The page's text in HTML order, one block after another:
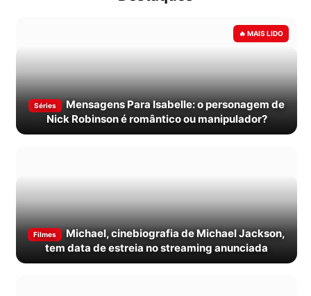
Séries
Mensagens Para Isabelle: o personagem de
Nick Robinson é romântico ou manipulador?
Filmes
Michael, cinebiografia de Michael Jackson,
tem data de estreia no streaming anunciada